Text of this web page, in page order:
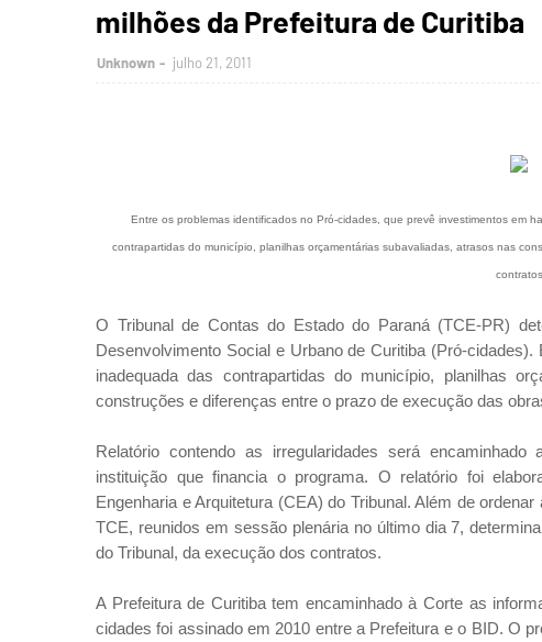
milhões da Prefeitura de Curitiba
Unknown julho 21, 2011
Entre os problemas identificados no Pró-cidades, que prevê investimentos em
contrapartidas do município, planilhas orçamentárias subavaliadas, atrasos nas
contratos
O Tribunal de Contas do Estado do Paraná (TCE-PR)
Desenvolvimento Social e Urbano de Curitiba (Pró-
inadequada das contrapartidas do município, planilhas
construções e diferenças entre o prazo de execução das
Relatório contendo as irregularidades será
instituição que financia o programa. O relatório foi
Engenharia e Arquitetura (CEA) do Tribunal. Além de
TCE, reunidos em sessão plenária no último dia 7,
do Tribunal, da execução dos contratos.
A Prefeitura de Curitiba tem encaminhado à Corte as
cidades foi assinado em 2010 entre a Prefeitura e o BID. O